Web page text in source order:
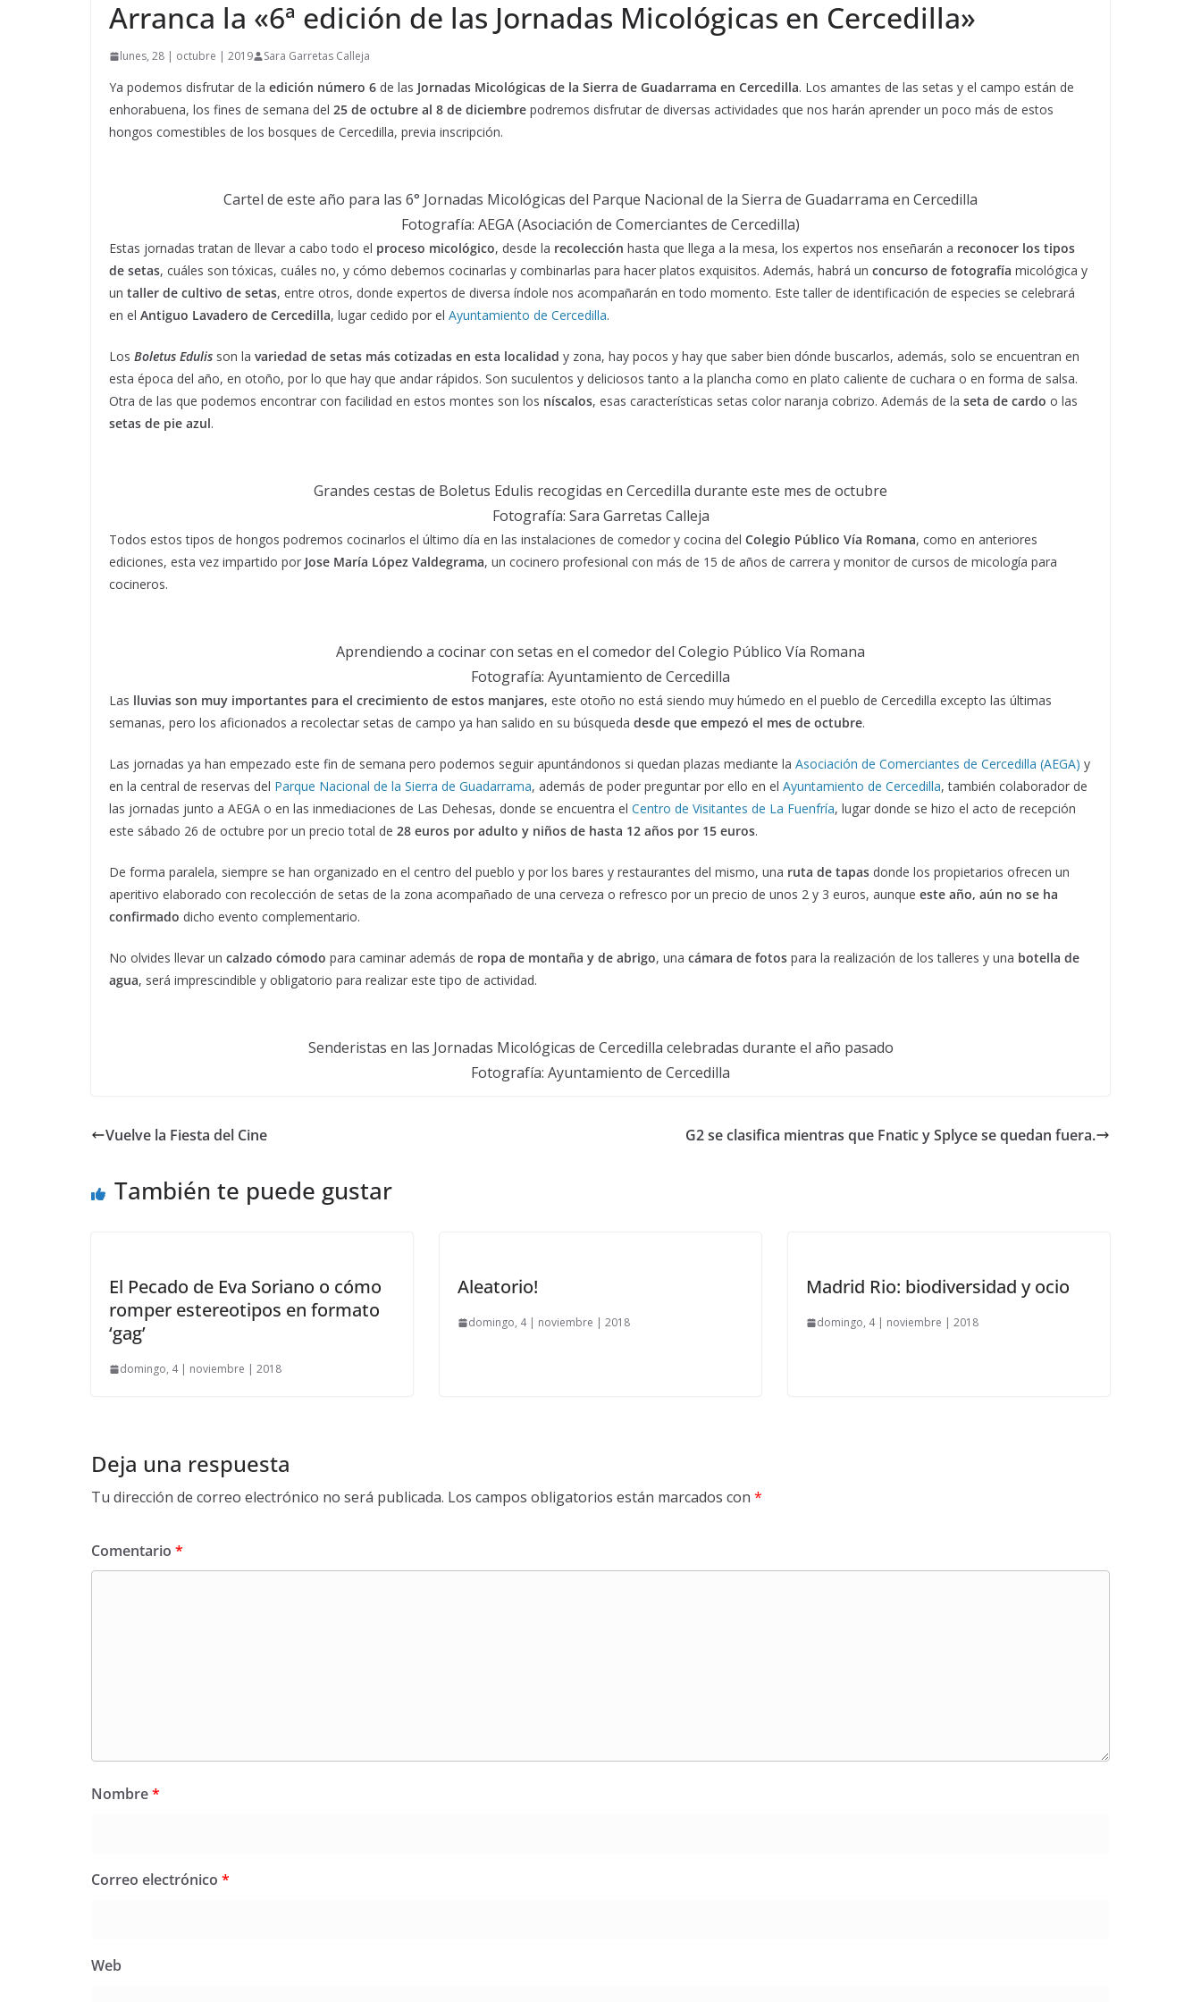
Arranca la «6ª edición de las Jornadas Micológicas en Cercedilla»
lunes, 28 | octubre | 2019 Sara Garretas Calleja
Ya podemos disfrutar de la edición número 6 de las Jornadas Micológicas de la Sierra de Guadarrama en Cercedilla. Los amantes de las setas y el campo están de
enhorabuena, los fines de semana del 25 de octubre al 8 de diciembre podremos disfrutar de diversas actividades que nos harán aprender un poco más de estos
hongos comestibles de los bosques de Cercedilla, previa inscripción.
Cartel de este año para las 6° Jornadas Micológicas del Parque Nacional de la Sierra de Guadarrama en Cercedilla
Fotografía: AEGA (Asociación de Comerciantes de Cercedilla)
Estas jornadas tratan de llevar a cabo todo el proceso micológico, desde la recolección hasta que llega a la mesa, los expertos nos enseñarán a reconocer los tipos
de setas, cuáles son tóxicas, cuáles no, y cómo debemos cocinarlas y combinarlas para hacer platos exquisitos. Además, habrá un concurso de fotografía micológica y
un taller de cultivo de setas, entre otros, donde expertos de diversa índole nos acompañarán en todo momento. Este taller de identificación de especies se celebrará
en el Antiguo Lavadero de Cercedilla, lugar cedido por el Ayuntamiento de Cercedilla.
Los Boletus Edulis son la variedad de setas más cotizadas en esta localidad y zona, hay pocos y hay que saber bien dónde buscarlos, además, solo se encuentran en
esta época del año, en otoño, por lo que hay que andar rápidos. Son suculentos y deliciosos tanto a la plancha como en plato caliente de cuchara o en forma de salsa.
Otra de las que podemos encontrar con facilidad en estos montes son los níscalos, esas características setas color naranja cobrizo. Además de la seta de cardo o las
setas de pie azul.
Grandes cestas de Boletus Edulis recogidas en Cercedilla durante este mes de octubre
Fotografía: Sara Garretas Calleja
Todos estos tipos de hongos podremos cocinarlos el último día en las instalaciones de comedor y cocina del Colegio Público Vía Romana, como en anteriores
ediciones, esta vez impartido por Jose María López Valdegrama, un cocinero profesional con más de 15 de años de carrera y monitor de cursos de micología para
cocineros.
Aprendiendo a cocinar con setas en el comedor del Colegio Público Vía Romana
Fotografía: Ayuntamiento de Cercedilla
Las lluvias son muy importantes para el crecimiento de estos manjares, este otoño no está siendo muy húmedo en el pueblo de Cercedilla excepto las últimas
semanas, pero los aficionados a recolectar setas de campo ya han salido en su búsqueda desde que empezó el mes de octubre.
Las jornadas ya han empezado este fin de semana pero podemos seguir apuntándonos si quedan plazas mediante la Asociación de Comerciantes de Cercedilla (AEGA) y
en la central de reservas del Parque Nacional de la Sierra de Guadarrama, además de poder preguntar por ello en el Ayuntamiento de Cercedilla, también colaborador de
las jornadas junto a AEGA o en las inmediaciones de Las Dehesas, donde se encuentra el Centro de Visitantes de La Fuenfría, lugar donde se hizo el acto de recepción
este sábado 26 de octubre por un precio total de 28 euros por adulto y niños de hasta 12 años por 15 euros.
De forma paralela, siempre se han organizado en el centro del pueblo y por los bares y restaurantes del mismo, una ruta de tapas donde los propietarios ofrecen un
aperitivo elaborado con recolección de setas de la zona acompañado de una cerveza o refresco por un precio de unos 2 y 3 euros, aunque este año, aún no se ha
confirmado dicho evento complementario.
No olvides llevar un calzado cómodo para caminar además de ropa de montaña y de abrigo, una cámara de fotos para la realización de los talleres y una botella de
agua, será imprescindible y obligatorio para realizar este tipo de actividad.
Senderistas en las Jornadas Micológicas de Cercedilla celebradas durante el año pasado
Fotografía: Ayuntamiento de Cercedilla
Vuelve la Fiesta del Cine G2 se clasifica mientras que Fnatic y Splyce se quedan fuera.
También te puede gustar
El Pecado de Eva Soriano o cómo
romper estereotipos en formato
‘gag’
domingo, 4 | noviembre | 2018
Aleatorio!
domingo, 4 | noviembre | 2018
Madrid Rio: biodiversidad y ocio
domingo, 4 | noviembre | 2018
Deja una respuesta
Tu dirección de correo electrónico no será publicada. Los campos obligatorios están marcados con *
Comentario *
Nombre*
Correo electrónico *
Web